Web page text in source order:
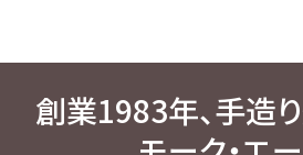
創業1983年、手造